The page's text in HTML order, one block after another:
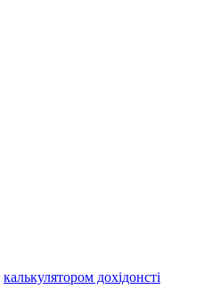
калькулятором дохідонсті